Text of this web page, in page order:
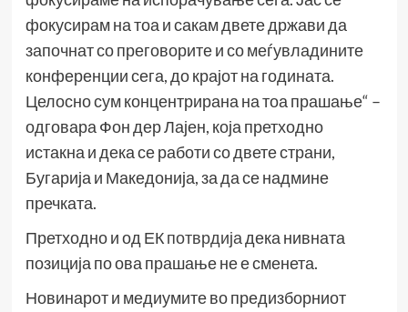
фокусирам на тоа и сакам двете држави да
започнат со преговорите и со меѓувладините
конференции сега, до крајот на годината.
Целосно сум концентрирана на тоа прашање“ –
одговара Фон дер Лајен, која претходно
истакна и дека се работи со двете страни,
Бугарија и Македонија, за да се надмине
пречката.
Претходно и од ЕКпотврдијадека нивната
позиција по ова прашање не е сменета.
Новинарот и медиумите во предизборниот